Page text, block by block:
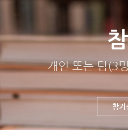
젊은 창
개인 또는 팀(3
참가
답안제출 시 유의
답안
대
역대 대회 수상
대회우